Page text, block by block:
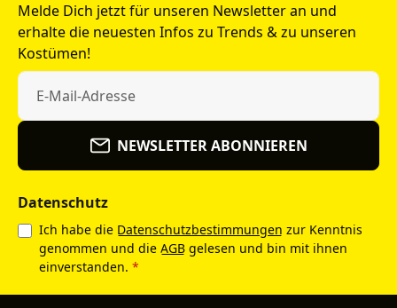
Melde Dich jetzt für unseren Newsletter an und
erhalte die neuesten Infos zu Trends & zu unseren
Kostümen!
NEWSLETTER ABONNIEREN
Datenschutz
Ich habe die Datenschutzbestimmungen zur Kenntnis
genommen und die AGB gelesen und bin mit ihnen
einverstanden. *